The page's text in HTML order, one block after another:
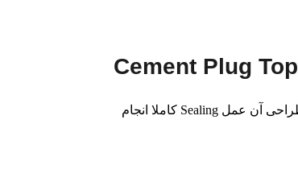
Cement Plug Top
این پلاک با هسته مرکزی رزین فنولیک تقویت شده و یا هسته آلومینیومی و لاستیک مقاوم در برابر سایش و دمای 170 درجه سانتیگراد بوده و با توجه به طراحی آن عمل Sealing کاملا انجام